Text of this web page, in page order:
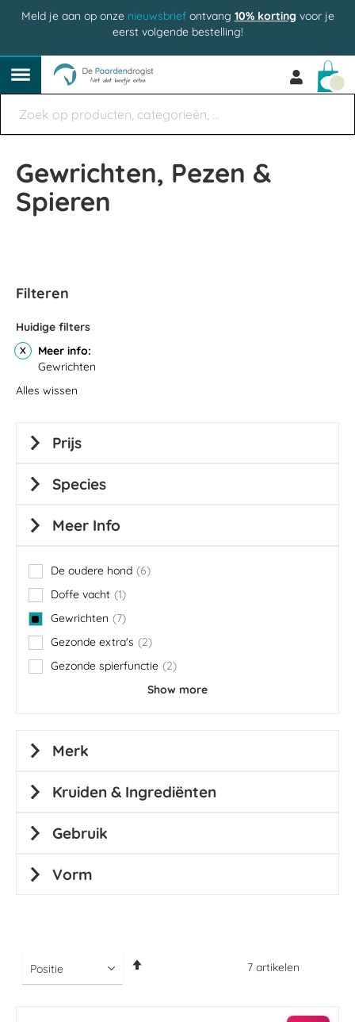
Meld je aan op onze nieuwsbriefontvang 10% korting voor je
eerst volgende bestelling!
Gewrichten, Pezen &
Spieren
7 artikelen
Filteren
Huidige filters
Meer info
Gewrichten
Alles wissen
Prijs
Species
Meer Info
De oudere hond 6
items
Doffe vacht 1
item
Gewrichten
7
items
Gezonde extra's
2
items
Gezonde spierfunctie
2
items
Show more
Merk
Kruiden & Ingrediënten
Gebruik
Vorm